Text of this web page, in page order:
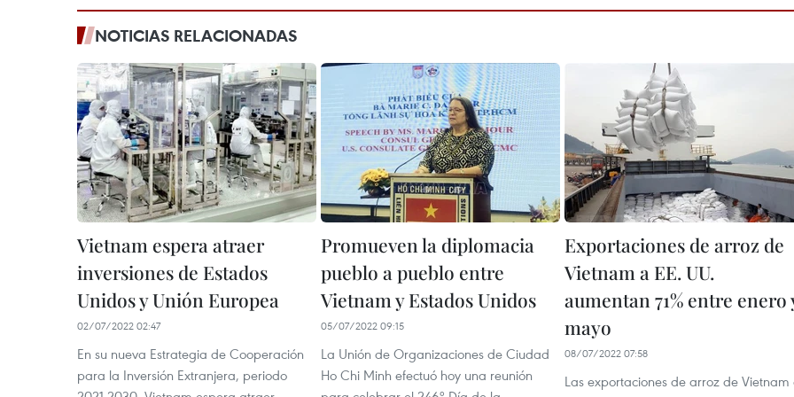
NOTICIAS RELACIONADAS
Vietnam espera atraer
inversiones de Estados
Unidos y Unión Europea
02/07/2022 02:47
En su nueva Estrategia de Cooperación
para la Inversión Extranjera, periodo
Promueven la diplomacia
pueblo a pueblo entre
Vietnam y Estados Unidos
05/07/2022 09:15
La Unión de Organizaciones de Ciudad
Ho Chi Minh efectuó hoy una reunión
Exportaciones de arroz de
Vietnam a EE. UU.
aumentan 71% entre enero
mayo
08/07/2022 07:58
Las exportaciones de arroz de Vietnam